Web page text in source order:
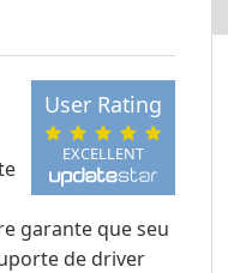
EXCELLENT
User Rating
garante que seu
de driver